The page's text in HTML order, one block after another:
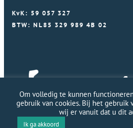
KvK: 59 057 327
BTW: NL85 329 989 4B 02
Om volledig te kunnen
gebruik van cookies. Bij het gebruik
wij er vanuit dat u dit
Ik ga akkoord